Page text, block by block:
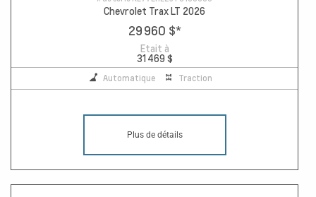
Chevrolet Trax LT 2026
29 960 $*
Etait à
31 469 $
Automatique Traction
Plus de détails